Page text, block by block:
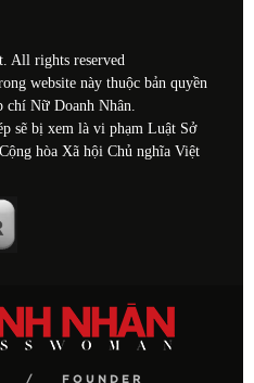
All rights reserved
website này thuộc bản quyền
chí Nữ Doanh Nhân.
sẽ bị xem là vi phạm Luật Sở
hòa Xã hội Chủ nghĩa Việt
FOUNDER